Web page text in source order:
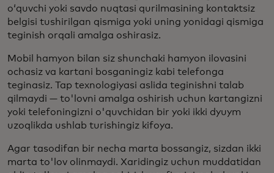
oʻquvchi yoki savdo nuqtasi qurilmasining kontaktsiz
belgisi tushirilgan qismiga yoki uning yonidagi qismiga
teginish orqali amalga oshirasiz.
Mobil hamyon bilan siz shunchaki hamyon ilovasini
ochasiz va kartani bosganingiz kabi telefonga
teginasiz. Tap texnologiyasi aslida teginishni talab
qilmaydi — to'lovni amalga oshirish uchun kartangizni
yoki telefoningizni o'quvchidan bir yoki ikki dyuym
uzoqlikda ushlab turishingiz kifoya.
Agar tasodifan bir necha marta bossangiz, sizdan ikki
marta to'lov olinmaydi. Xaridingiz uchun muddatidan